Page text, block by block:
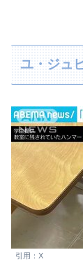
ユ・ジュ
引用：X